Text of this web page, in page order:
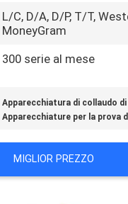
L/C, D/A, D/P, T/T,
MoneyGram
300 serie al mese
Apparecchiatura di collaudo
Apparecchiature per la prova
MIGLIOR PREZZO